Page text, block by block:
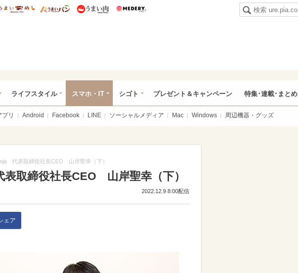
研 ディズニー特集
うまいめし うまいパン うまい肉
ライフスタイル スマホ・IT シゴト プレゼント＆キャンペーン 特集･連載･まとめ
プリ Android Facebook LINE ソーシャルメディア Mac Windows 周辺機器・グッズ
代表取締役社長CEO 山岸聖幸（下）
取締役社長CEO 山岸聖幸（下）
2022.12.9 8:00配信
ェア